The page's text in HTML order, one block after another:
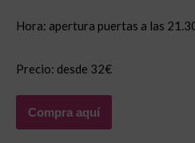
Hora: apertura puertas a las
Precio: desde 32€
Compra aquí